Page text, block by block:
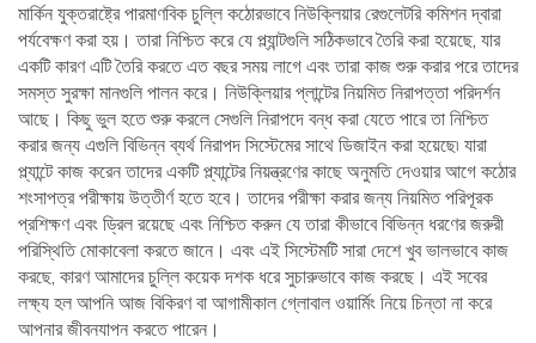
মার্কিন যুক্তরাষ্ট্রে পারমাণবিক চুল্লি কঠোরভাবে নিউক্লিয়ার রেগুলেটরি কমিশন দ্বারা
পর্যবেক্ষণ করা হয়। তারা নিশ্চিত করে যে প্ল্যান্টগুলি সঠিকভাবে তৈরি করা হয়েছে, যার
একটি কারণ এটি তৈরি করতে এত বছর সময় লাগে এবং তারা কাজ শুরু করার পরে তাদের
সমস্ত সুরক্ষা মানগুলি পালন করে। নিউক্লিয়ার প্লান্টের নিয়মিত নিরাপত্তা পরিদর্শন
আছে। কিছু ভুল হতে শুরু করলে সেগুলি নিরাপদে বন্ধ করা যেতে পারে তা নিশ্চিত
করার জন্য এগুলি বিভিন্ন ব্যর্থ নিরাপদ সিস্টেমের সাথে ডিজাইন করা হয়েছে৷ যারা
প্ল্যান্টে কাজ করেন তাদের একটি প্ল্যান্টের নিয়ন্ত্রণের কাছে অনুমতি দেওয়ার আগে কঠোর
শংসাপত্র পরীক্ষায় উত্তীর্ণ হতে হবে। তাদের পরীক্ষা করার জন্য নিয়মিত পরিপূরক
প্রশিক্ষণ এবং ড্রিল রয়েছে এবং নিশ্চিত করুন যে তারা কীভাবে বিভিন্ন ধরণের জরুরী
পরিস্থিতি মোকাবেলা করতে জানে। এবং এই সিস্টেমটি সারা দেশে খুব ভালভাবে কাজ
করছে, কারণ আমাদের চুল্লি কয়েক দশক ধরে সুচারুভাবে কাজ করছে। এই সবের
লক্ষ্য হল আপনি আজ বিকিরণ বা আগামীকাল গ্লোবাল ওয়ার্মিং নিয়ে চিন্তা না করে
আপনার জীবনযাপন করতে পারেন।